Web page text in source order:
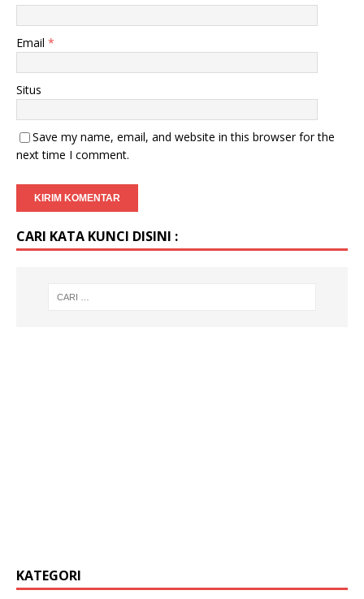
Email *
Situs
Save my name, email, and website in this browser for the
next time I comment.
CARI KATA KUNCI DISINI :
KATEGORI